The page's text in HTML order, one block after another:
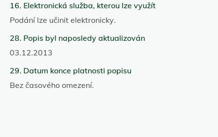
16. Elektronická služba, kterou lze využít
Podání lze učinit elektronicky.
28. Popis byl naposledy aktualizován
03.12.2013
29. Datum konce platnosti popisu
Bez časového omezení.